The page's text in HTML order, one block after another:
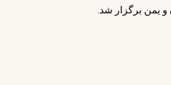
و یمن برگزار شد.